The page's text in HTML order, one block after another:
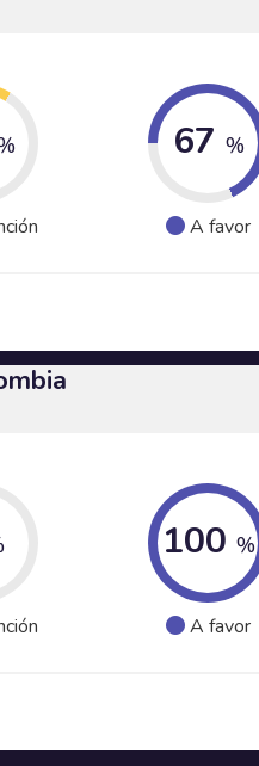
67 %
A favor
100 %
A favor